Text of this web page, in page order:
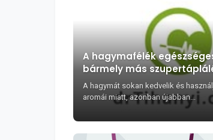
A hagymafélék
bármely más
A hagymát sokan kedvelik és
aromái miatt, azonban újabban...